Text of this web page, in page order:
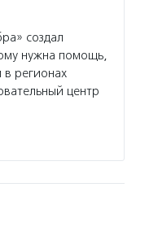
создал
нужна помощь,
в регионах
центр